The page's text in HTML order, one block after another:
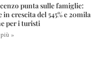
punta sulle famiglie:
in crescita del 545% e 20mila
per i turisti
»